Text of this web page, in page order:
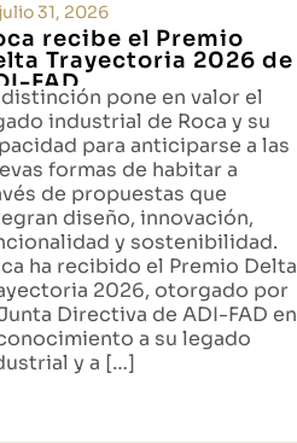
31, 2026
recibe el Premio
Trayectoria 2026 de
FAD
distinción pone en valor el
industrial de Roca y su
para anticiparse a las
formas de habitar a
de propuestas que
diseño, innovación,
y sostenibilidad.
ha recibido el Premio Delta
2026, otorgado por
Directiva de ADI-FAD en
a su legado
y a […]